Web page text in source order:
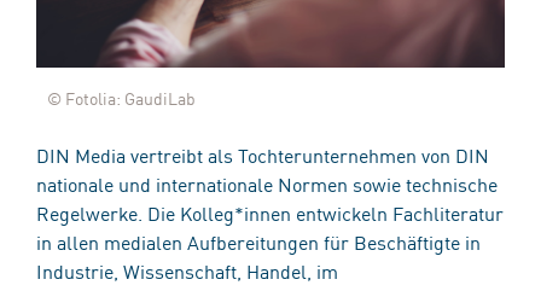
© Fotolia: GaudiLab
DIN Media vertreibt als Tochterunternehmen von DIN
nationale und internationale Normen sowie technische
Regelwerke. Die Kolleg*innen entwickeln Fachliteratur
in allen medialen Aufbereitungen für Beschäftigte in
Industrie, Wissenschaft, Handel, im